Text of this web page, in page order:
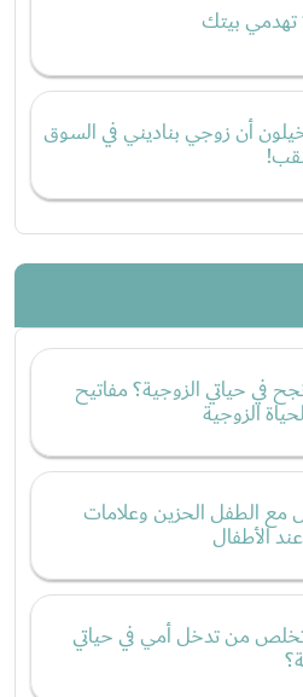
تهدمي بيتك
أن زوجي بناديني في السوق
في حياتي الزوجية؟ مفاتيح
الزوجية
مع الطفل الحزين وعلامات
الأطفال
من تدخل أمي في حياتي